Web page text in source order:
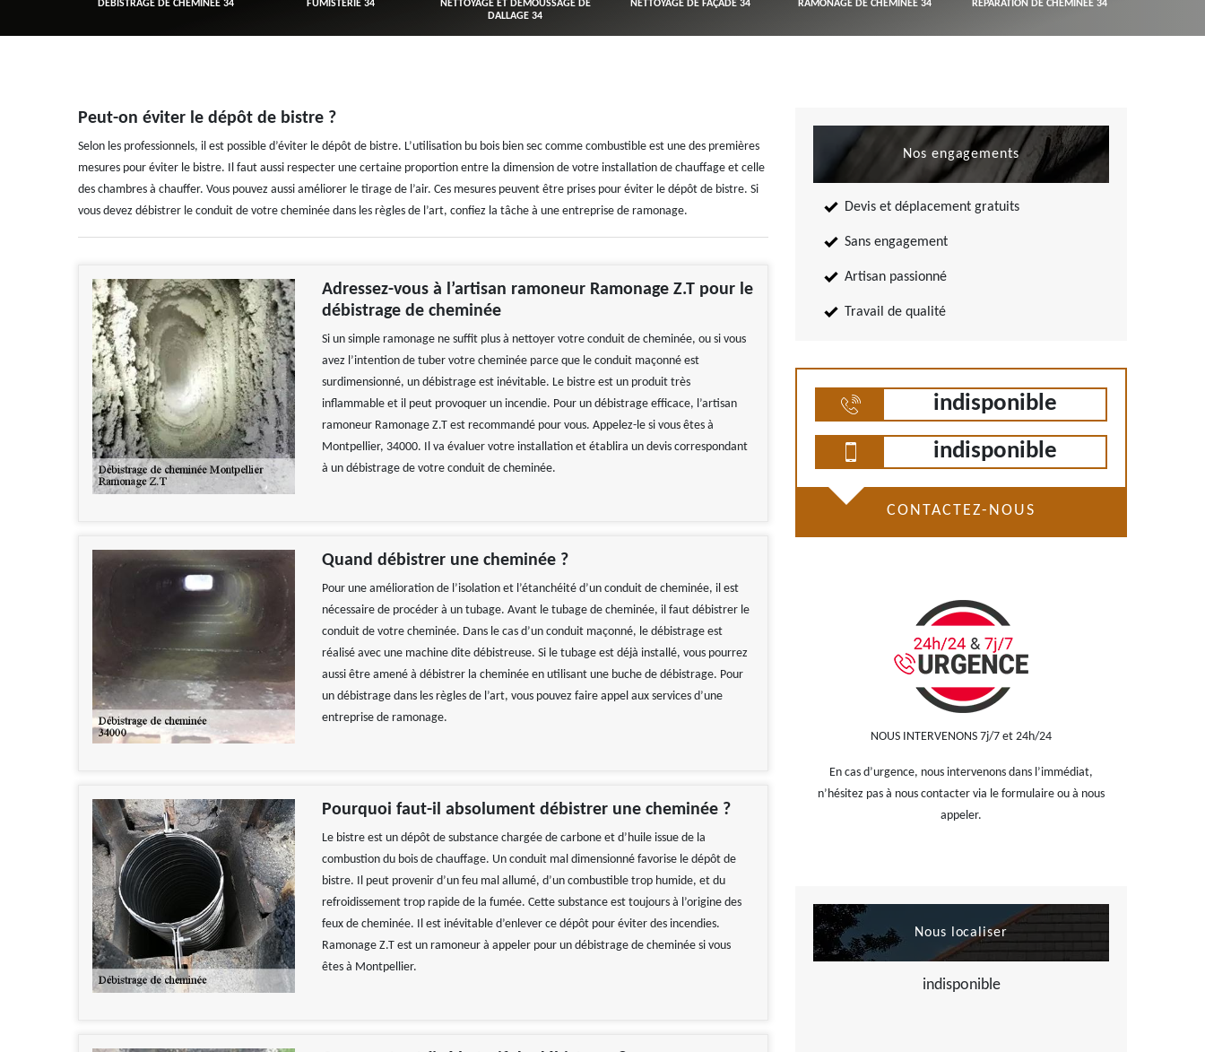
DÉBISTRAGE DE CHEMINÉE 34 FUMISTERIE 34
NETTOYAGE ET DÉMOUSSAGE DE
DALLAGE 34
NETTOYAGE DE FAÇADE 34 RAMONAGE DE CHEMINÉE 34 RÉPARATION DE CHEMINÉE 34
Peut-on éviter le dépôt de bistre ?
Selon les professionnels, il est possible d’éviter le dépôt de bistre. L’utilisation bu bois bien sec comme combustible est une des premières
mesures pour éviter le bistre. Il faut aussi respecter une certaine proportion entre la dimension de votre installation de chauffage et celle
des chambres à chauffer. Vous pouvez aussi améliorer le tirage de l’air. Ces mesures peuvent être prises pour éviter le dépôt de bistre. Si
vous devez débistrer le conduit de votre cheminée dans les règles de l’art, confiez la tâche à une entreprise de ramonage.
Adressez-vous à l’artisan ramoneur Ramonage Z.T pour le
débistrage de cheminée
Si un simple ramonage ne suffit plus à nettoyer votre conduit de cheminée, ou si vous
avez l’intention de tuber votre cheminée parce que le conduit maçonné est
surdimensionné, un débistrage est inévitable. Le bistre est un produit très
inflammable et il peut provoquer un incendie. Pour un débistrage efficace, l’artisan
ramoneur Ramonage Z.T est recommandé pour vous. Appelez-le si vous êtes à
Montpellier, 34000. Il va évaluer votre installation et établira un devis correspondant
à un débistrage de votre conduit de cheminée.
Quand débistrer une cheminée ?
Pour une amélioration de l’isolation et l’étanchéité d’un conduit de cheminée, il est
nécessaire de procéder à un tubage. Avant le tubage de cheminée, il faut débistrer le
conduit de votre cheminée. Dans le cas d’un conduit maçonné, le débistrage est
réalisé avec une machine dite débistreuse. Si le tubage est déjà installé, vous pourrez
aussi être amené à débistrer la cheminée en utilisant une buche de débistrage. Pour
un débistrage dans les règles de l’art, vous pouvez faire appel aux services d’une
entreprise de ramonage.
Pourquoi faut-il absolument débistrer une cheminée ?
Le bistre est un dépôt de substance chargée de carbone et d’huile issue de la
combustion du bois de chauffage. Un conduit mal dimensionné favorise le dépôt de
bistre. Il peut provenir d’un feu mal allumé, d’un combustible trop humide, et du
refroidissement trop rapide de la fumée. Cette substance est toujours à l’origine des
feux de cheminée. Il est inévitable d’enlever ce dépôt pour éviter des incendies.
Ramonage Z.T est un ramoneur à appeler pour un débistrage de cheminée si vous
êtes à Montpellier.
Nos engagements
Devis et déplacement gratuits
Sans engagement
Artisan passionné
Travail de qualité
indisponible
indisponible
CONTACTEZ-NOUS
NOUS INTERVENONS 7j/7 et 24h/24
En cas d’urgence, nous intervenons dans l’immédiat,
n’hésitez pas à nous contacter via le formulaire ou à nous
appeler.
Nous localiser
indisponible